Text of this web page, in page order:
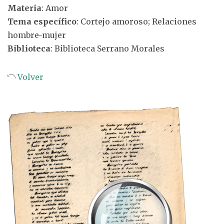
Materia: Amor
Tema específico: Cortejo amoroso; Relaciones
hombre-mujer
Biblioteca: Biblioteca Serrano Morales
Volver